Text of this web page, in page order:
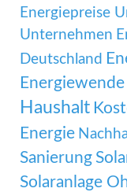
Energiepreise
Unternehmen
Deutschland
Energiewende
Haushalt
Energie
Sanierung
Solaranlage